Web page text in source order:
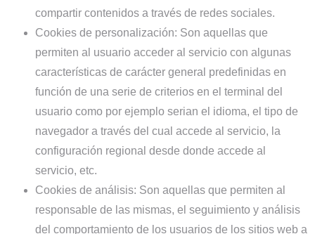
compartir contenidos a través de redes sociales.
Cookies de personalización: Son aquellas que
permiten al usuario acceder al servicio con algunas
características de carácter general predefinidas en
función de una serie de criterios en el terminal del
usuario como por ejemplo serian el idioma, el tipo de
navegador a través del cual accede al servicio, la
configuración regional desde donde accede al
servicio, etc.
Cookies de análisis: Son aquellas que permiten al
responsable de las mismas, el seguimiento y análisis
del comportamiento de los usuarios de los sitios web a